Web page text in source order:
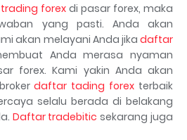
forex di pasar forex, maka
yang pasti. Anda akan
akan melayani Anda jika daftar
Anda merasa nyaman
forex. Kami yakin Anda akan
daftar tading forex terbaik
selalu berada di belakang
Daftar tradebitic sekarang juga